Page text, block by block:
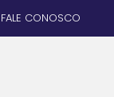
FALE CONOSCO